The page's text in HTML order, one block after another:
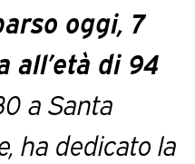
oggi, 7
all’età di 94
a Santa
ha dedicato la